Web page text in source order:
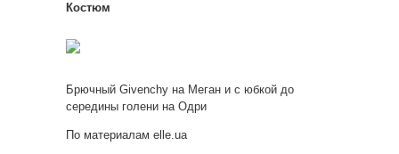
Костюм
Брючный Givenchy на Меган и с юбкой до
середины голени на Одри
По материалам elle.ua